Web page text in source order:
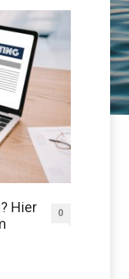
Hier
0